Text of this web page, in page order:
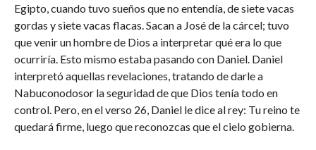
Egipto, cuando tuvo sueños que no entendía, de siete vacas
gordas y siete vacas flacas. Sacan a José de la cárcel; tuvo
que venir un hombre de Dios a interpretar qué era lo que
ocurriría. Esto mismo estaba pasando con Daniel. Daniel
interpretó aquellas revelaciones, tratando de darle a
Nabuconodosor la seguridad de que Dios tenía todo en
control. Pero, en el verso 26, Daniel le dice al rey: Tu reino te
quedará firme, luego que reconozcas que el cielo gobierna.